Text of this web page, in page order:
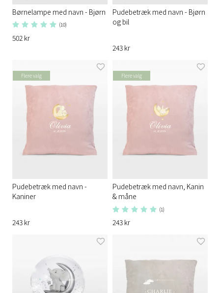
Børnelampe med navn - Bjørn
(10)
502 kr
Pudebetræk med navn - Bjørn
og bil
243 kr
Flere valg
Pudebetræk med navn -
Kaniner
243 kr
Flere valg
Pudebetræk med navn, Kanin
& måne
(1)
243 kr